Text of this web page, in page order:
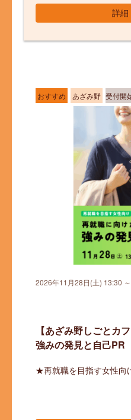
詳細
おすすめ あざみ野 受付開
2026年11月28日(土) 13:30
【あざみ野しごとカ
強みの発見と自己PR
★再就職を目指す女性